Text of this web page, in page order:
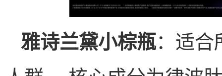
雅诗兰黛小棕瓶：适